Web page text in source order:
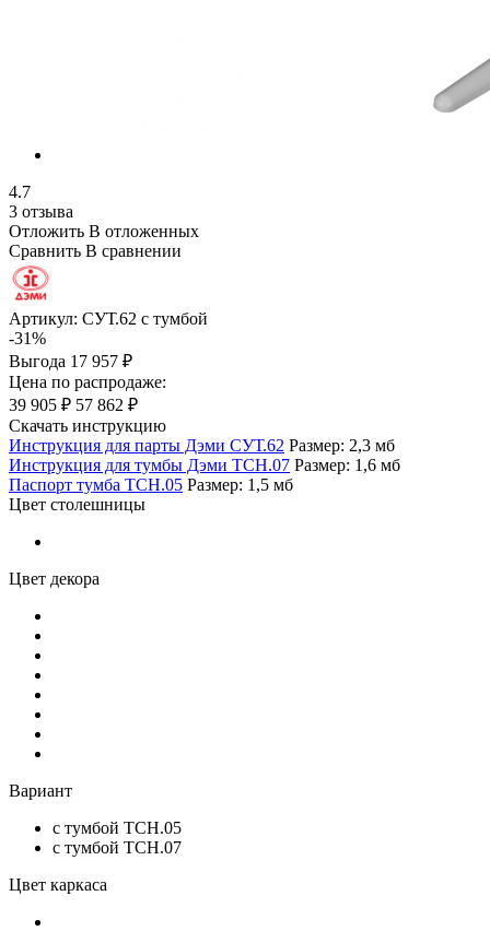
4.7
3 отзыва
Отложить В отложенных
Сравнить В сравнении
Артикул: СУТ.62 с тумбой
-31%
Выгода 17 957 ₽
Цена по распродаже:
39 905 ₽ 57 862 ₽
Скачать инструкцию
Инструкция для парты Дэми СУТ.62 Размер: 2,3 мб
Инструкция для тумбы Дэми ТСН.07 Размер: 1,6 мб
Паспорт тумба ТСН.05 Размер: 1,5 мб
Цвет столешницы
Цвет декора
Вариант
с тумбой ТСН.05
с тумбой ТСН.07
Цвет каркаса